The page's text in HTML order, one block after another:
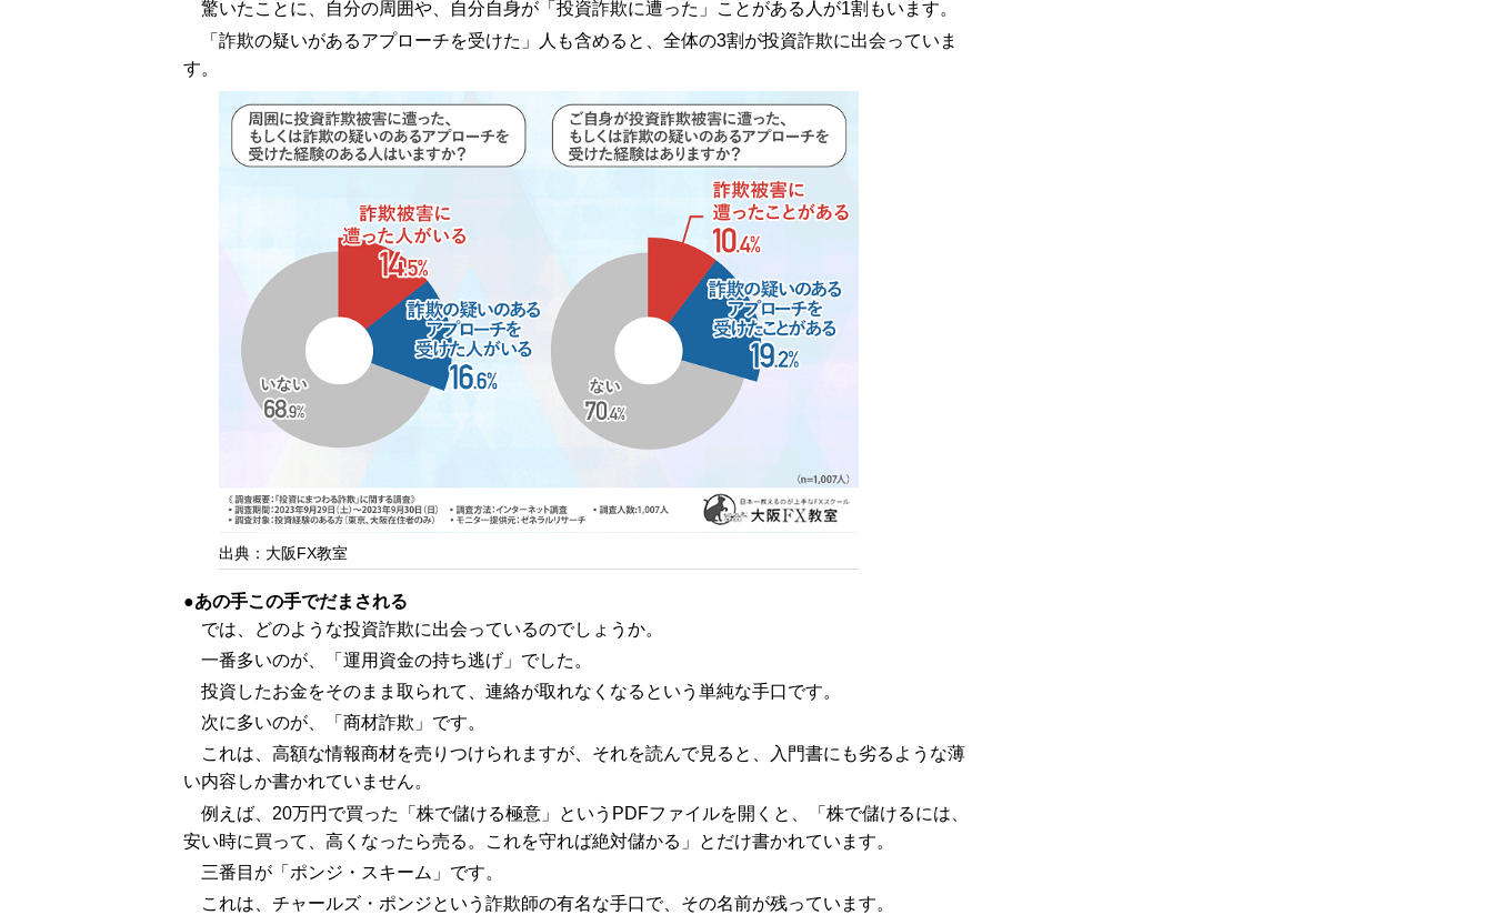
驚いたことに、自分の周囲や、自分自身が「投資詐欺に遭った」ことがある人が1割もいます。
「詐欺の疑いがあるアプローチを受けた」人も含めると、全体の3割が投資詐欺に出会っていま
す。
出典：大阪FX教室
あの手この手でだまされる
では、どのような投資詐欺に出会っているのでしょうか。
一番多いのが、「運用資金の持ち逃げ」でした。
投資したお金をそのまま取られて、連絡が取れなくなるという単純な手口です。
次に多いのが、「商材詐欺」です。
これは、高額な情報商材を売りつけられますが、それを読んで見ると、入門書にも劣るような薄
い内容しか書かれていません。
例えば、20万円で買った「株で儲ける極意」というPDFファイルを開くと、「株で儲けるには、
安い時に買って、高くなったら売る。これを守れば絶対儲かる」とだけ書かれています。
三番目が「ポンジ・スキーム」です。
これは、チャールズ・ポンジという詐欺師の有名な手口で、その名前が残っています。